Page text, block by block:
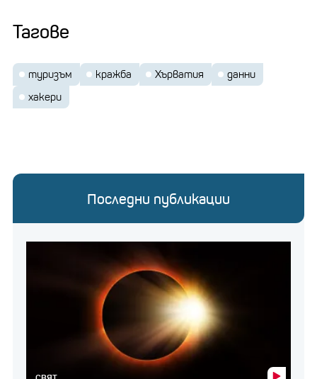
Тагове
туризъм кражба Хърватия
данни
хакери
Последни публикации